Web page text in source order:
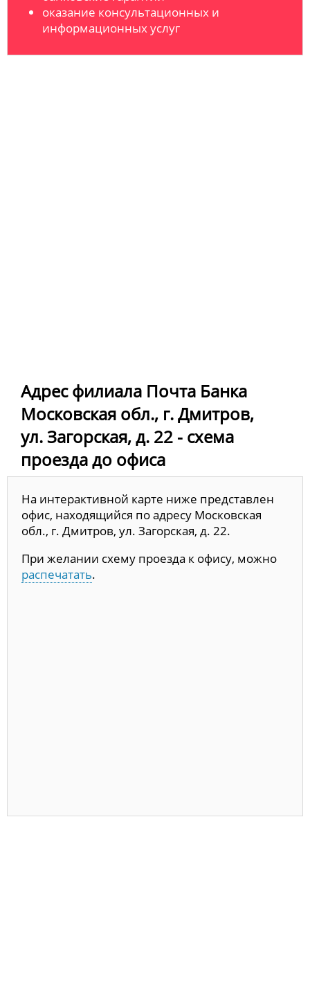
оказание консультационных и
информационных услуг
Адрес филиала Почта Банка
Московская обл., г. Дмитров,
ул. Загорская, д. 22 - схема
проезда до офиса
На интерактивной карте ниже представлен
офис, находящийся по адресу Московская
обл., г. Дмитров, ул. Загорская, д. 22.
При желании схему проезда к офису, можно
распечатать.